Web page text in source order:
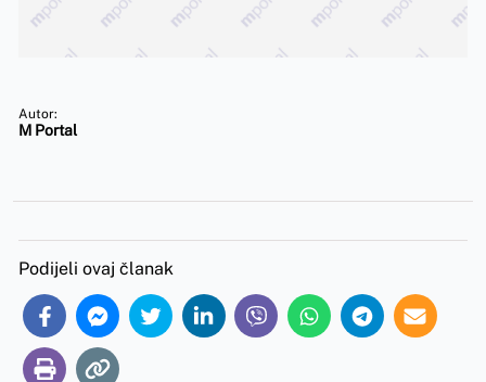
Autor:
M Portal
Podijeli ovaj članak